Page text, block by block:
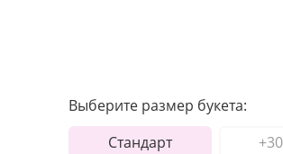
Выберите размер букета:
Стандарт